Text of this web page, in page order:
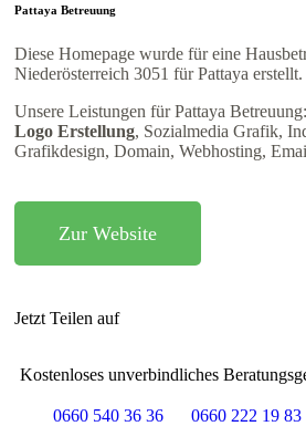
Pattaya Betreuung
Diese Homepage wurde für eine
Niederösterreich 3051 für Pattaya erstellt.
Unsere Leistungen für Pattaya Betreuung:
Logo Erstellung, Sozialmedia Grafik,
Grafikdesign, Domain, Webhosting,
Zur Website
Jetzt Teilen auf
Kostenloses unverbindliches
0660 540 36 36 0660 222 19 83